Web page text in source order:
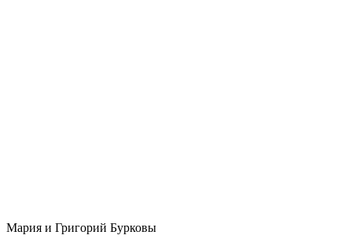
Мария и Григорий Бурковы